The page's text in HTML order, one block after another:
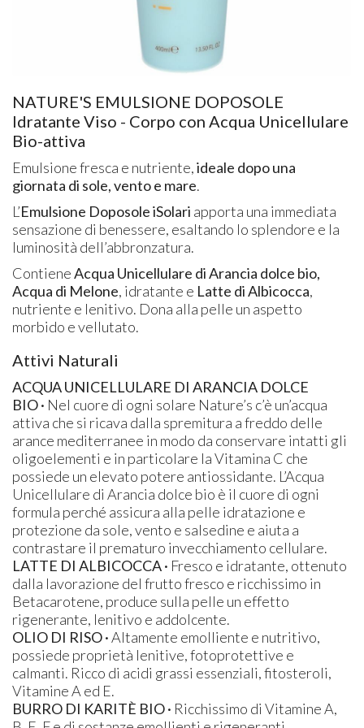
NATURE'S EMULSIONE DOPOSOLE
Idratante Viso - Corpo con Acqua Unicellulare
Bio-attiva
Emulsione fresca e nutriente,ideale dopo una
giornata di sole, vento e mare.
L’Emulsione Doposole iSolari apporta una immediata
sensazione di benessere, esaltando lo splendore e la
luminosità dell’abbronzatura.
ContieneAcqua Unicellulare di Arancia dolce bio,
Acqua di Melone, idratante e Latte di Albicocca,
nutriente e lenitivo. Dona alla pelle un aspetto
morbido e vellutato.
Attivi Naturali
ACQUA UNICELLULARE DI ARANCIA DOLCE
BIO· Nel cuore di ogni solare Nature’s c’è un’acqua
attiva che si ricava dalla spremitura a freddo delle
arance mediterranee in modo da conservare intatti gli
oligoelementi e in particolare la Vitamina C che
possiede un elevato potere antiossidante. L’Acqua
Unicellulare di Arancia dolce bio è il cuore di ogni
formula perché assicura alla pelle idratazione e
protezione da sole, vento e salsedine e aiuta a
contrastare il prematuro invecchiamento cellulare.
LATTE DI ALBICOCCA· Fresco e idratante, ottenuto
dalla lavorazione del frutto fresco e ricchissimo in
Betacarotene, produce sulla pelle un effetto
rigenerante, lenitivo e addolcente.
OLIO DI RISO·Altamente emolliente e nutritivo,
possiede proprietà lenitive, fotoprotettive e
calmanti. Ricco di acidi grassi essenziali, fitosteroli,
Vitamine A ed E.
BURRO DI KARITÈ BIO · Ricchissimo di Vitamine A,